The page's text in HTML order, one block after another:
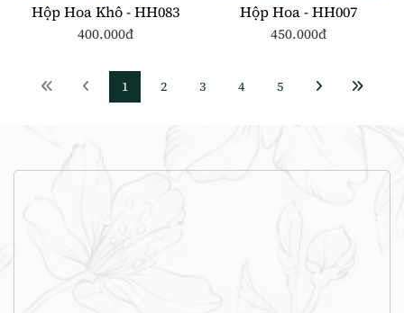
Hộp Hoa Khô - HH083
400.000đ
Hộp Hoa - HH007
450.000đ
1 2 3 4 5